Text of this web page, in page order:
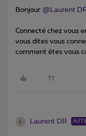
Bonjour @Laurent
Connecté chez vous
vous dites vous
comment êtes vous
L Laurent DR